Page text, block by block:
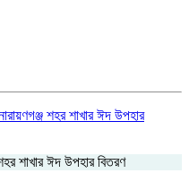
শাখার ঈদ উপহার বিতরণ